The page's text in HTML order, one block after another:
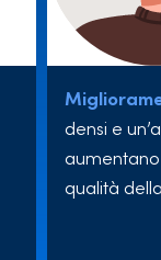
densi e
qualità